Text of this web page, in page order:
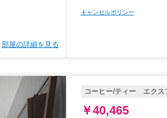
部屋の詳細を見る
キャンセルポリシー
コーヒー/ティー エクス
￥40,465